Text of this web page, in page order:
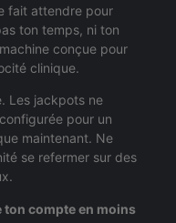
fait attendre pour
ton temps, ni ton
conçue pour
clinique.
Les jackpots ne
pour un
maintenant. Ne
se refermer sur des
ton compte en moins